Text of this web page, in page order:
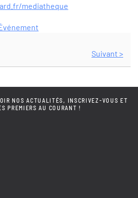
mediatheque
Suivant >
NOS ACTUALITÉS, INSCRIVEZ-VOUS ET
PREMIERS AU COURANT !